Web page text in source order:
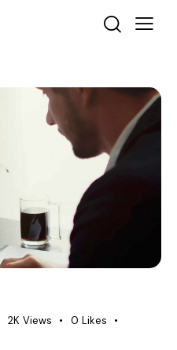
2K Views 0 Likes